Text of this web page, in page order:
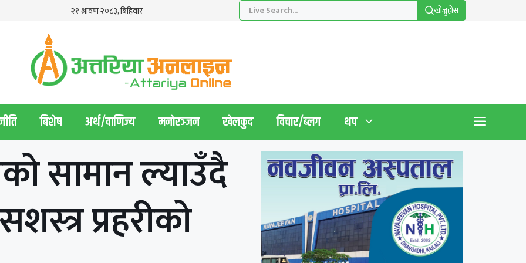
खाेज्नुहाेस
बिशेष अर्थ/वाणिज्य मनाेरञ्जन खेलकुद विचार/ब्लग थप
सामान ल्याउँदै
प्रहरीको